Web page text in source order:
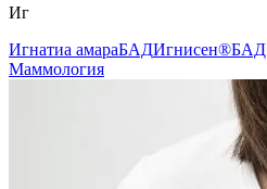
Иг
Игнатиа амараБАДИгнисен®БАД
Маммология